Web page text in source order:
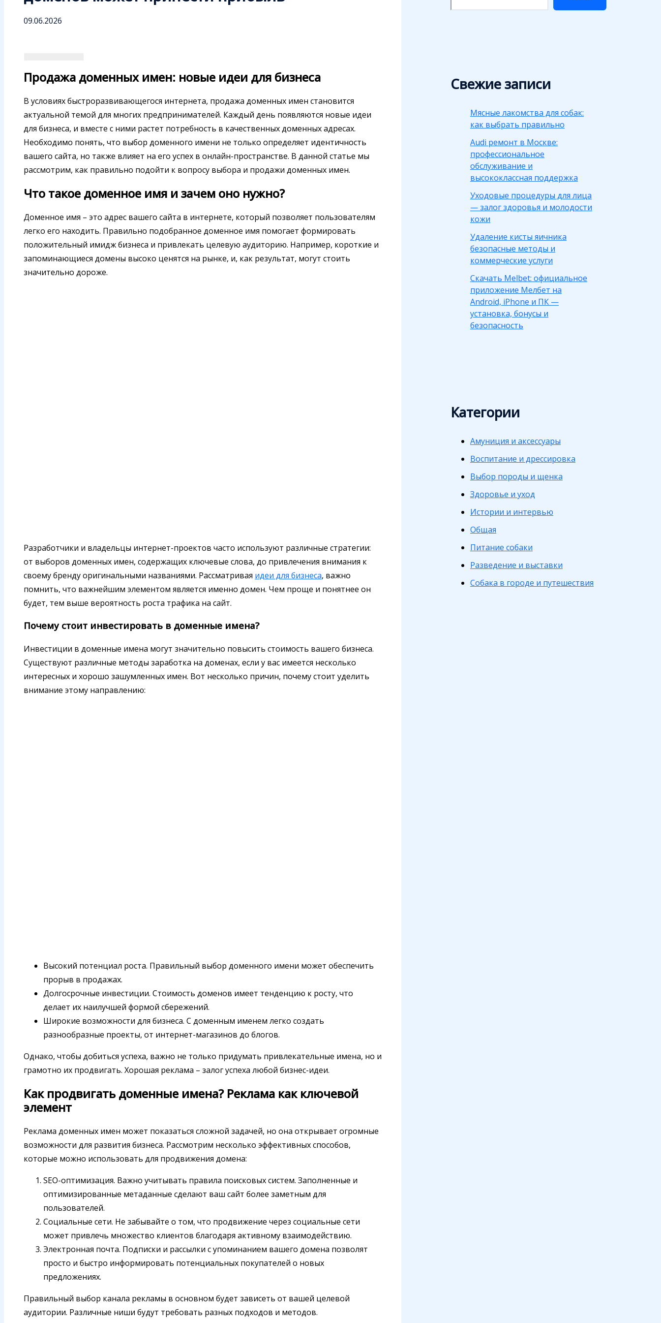
09.06.2026
Продажа доменных имен: новые идеи для бизнеса
В условиях быстроразвивающегося интернета, продажа доменных имен становится
актуальной темой для многих предпринимателей. Каждый день появляются новые идеи
для бизнеса, и вместе с ними растет потребность в качественных доменных адресах.
Необходимо понять, что выбор доменного имени не только определяет идентичность
вашего сайта, но также влияет на его успех в онлайн-пространстве. В данной статье мы
рассмотрим, как правильно подойти к вопросу выбора и продажи доменных имен.
Что такое доменное имя и зачем оно нужно?
Доменное имя – это адрес вашего сайта в интернете, который позволяет пользователям
легко его находить. Правильно подобранное доменное имя помогает формировать
положительный имидж бизнеса и привлекать целевую аудиторию. Например, короткие и
запоминающиеся домены высоко ценятся на рынке, и, как результат, могут стоить
значительно дороже.
Разработчики и владельцы интернет-проектов часто используют различные стратегии:
от выборов доменных имен, содержащих ключевые слова, до привлечения внимания к
своему бренду оригинальными названиями. Рассматривая идеи для бизнеса, важно
помнить, что важнейшим элементом является именно домен. Чем проще и понятнее он
будет, тем выше вероятность роста трафика на сайт.
Почему стоит инвестировать в доменные имена?
Инвестиции в доменные имена могут значительно повысить стоимость вашего бизнеса.
Существуют различные методы заработка на доменах, если у вас имеется несколько
интересных и хорошо зашумленных имен. Вот несколько причин, почему стоит уделить
внимание этому направлению:
Высокий потенциал роста. Правильный выбор доменного имени может обеспечить
прорыв в продажах.
Долгосрочные инвестиции. Стоимость доменов имеет тенденцию к росту, что
делает их наилучшей формой сбережений.
Широкие возможности для бизнеса. С доменным именем легко создать
разнообразные проекты, от интернет-магазинов до блогов.
Однако, чтобы добиться успеха, важно не только придумать привлекательные имена, но и
грамотно их продвигать. Хорошая реклама – залог успеха любой бизнес-идеи.
Как продвигать доменные имена? Реклама как ключевой
элемент
Реклама доменных имен может показаться сложной задачей, но она открывает огромные
возможности для развития бизнеса. Рассмотрим несколько эффективных способов,
которые можно использовать для продвижения домена:
SEO-оптимизация. Важно учитывать правила поисковых систем. Заполненные и
оптимизированные метаданные сделают ваш сайт более заметным для
пользователей.
Социальные сети. Не забывайте о том, что продвижение через социальные сети
может привлечь множество клиентов благодаря активному взаимодействию.
Электронная почта. Подписки и рассылки с упоминанием вашего домена позволят
просто и быстро информировать потенциальных покупателей о новых
предложениях.
Правильный выбор канала рекламы в основном будет зависеть от вашей целевой
аудитории. Различные ниши будут требовать разных подходов и методов.
Свежие записи
Мясные лакомства для собак:
как выбрать правильно
Audi ремонт в Москве:
профессиональное
обслуживание и
высококлассная поддержка
Уходовые процедуры для лица
— залог здоровья и молодости
кожи
Удаление кисты яичника
безопасные методы и
коммерческие услуги
Скачать Melbet: официальное
приложение Мелбет на
Android, iPhone и ПК —
установка, бонусы и
безопасность
Категории
Амуниция и аксессуары
Воспитание и дрессировка
Выбор породы и щенка
Здоровье и уход
Истории и интервью
Общая
Питание собаки
Разведение и выставки
Собака в городе и путешествия